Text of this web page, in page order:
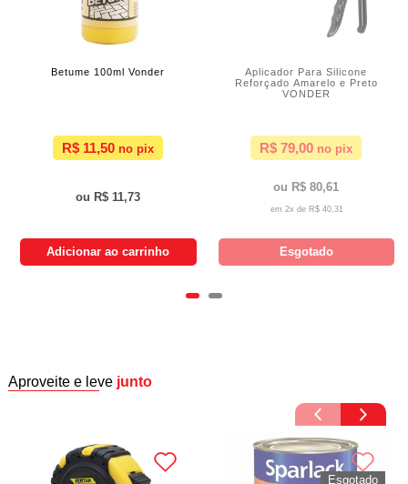
Betume 100ml Vonder
R$ 11,50
R$ 11,73
Adicionar ao carrinho
Aplicador Para Silicone
Reforçado Amarelo e Preto
VONDER
R$ 79,00
R$ 80,61
2x de R$ 40,31
Esgotado
Aproveite e leve junto